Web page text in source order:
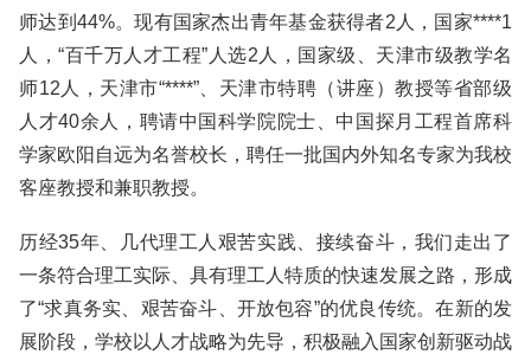
师达到44%。现有国家杰出青年基金获得者2人，国家****1
人，“百千万人才工程”人选2人，国家级、天津市级教学名
师12人，天津市“****”、天津市特聘（讲座）教授等省部级
人才40余人，聘请中国科学院院士、中国探月工程首席科
学家欧阳自远为名誉校长，聘任一批国内外知名专家为我校
客座教授和兼职教授。
历经35年、几代理工人艰苦实践、接续奋斗，我们走出了
一条符合理工实际、具有理工人特质的快速发展之路，形成
了“求真务实、艰苦奋斗、开放包容”的优良传统。在新的发
展阶段，学校以人才战略为先导，积极融入国家创新驱动战